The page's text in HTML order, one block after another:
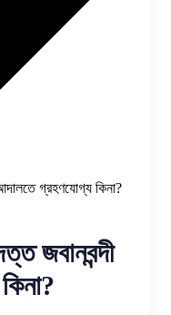
গ্রহণযোগ্য কিনা?
জবানবন্দী